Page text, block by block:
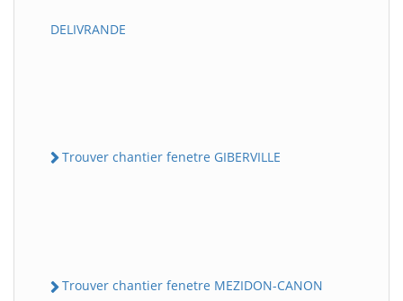
DELIVRANDE
Trouver chantier fenetre GIBERVILLE
Trouver chantier fenetre MEZIDON-CANON